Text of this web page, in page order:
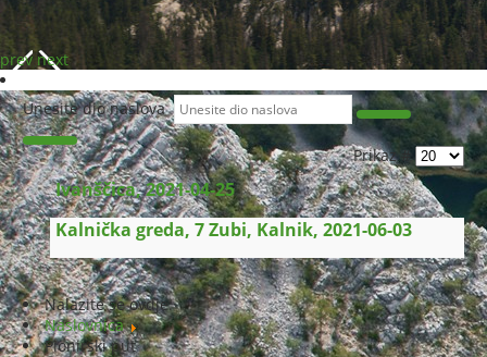
prev next
Unesite dio naslova
Prikaz #
Ivanščica, 2021-04-25
Kalnička greda, 7 Zubi, Kalnik, 2021-06-03
Nalazite se ovdje:
Naslovnica
Pionirski put